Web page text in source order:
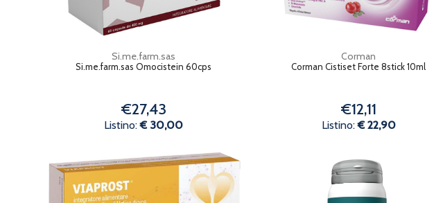
Si.me.farm.sas
Si.me.farm.sas Omocistein 60cps
€27,43
Listino:€ 30,00
Corman
Corman Cistiset Forte 8stick 10ml
€12,11
Listino:€ 22,90